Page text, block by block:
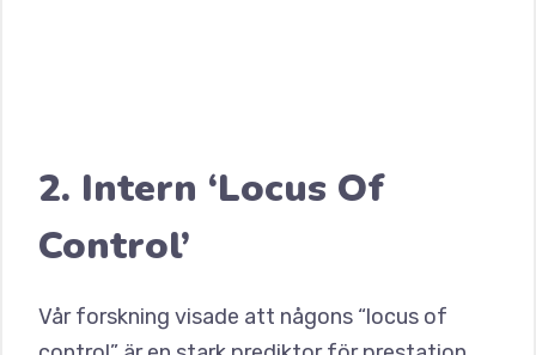
2. Intern ‘Locus Of
Control’
Vår forskning visade att någons “locus of